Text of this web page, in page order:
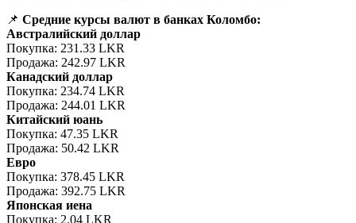
📌 Средние курсы валют в банках Коломбо:
Австралийский доллар
Покупка: 231.33 LKR
Продажа: 242.97 LKR
Канадский доллар
Покупка: 234.74 LKR
Продажа: 244.01 LKR
Китайский юань
Покупка: 47.35 LKR
Продажа: 50.42 LKR
Евро
Покупка: 378.45 LKR
Продажа: 392.75 LKR
Японская иена
Покупка: 2.04 LKR